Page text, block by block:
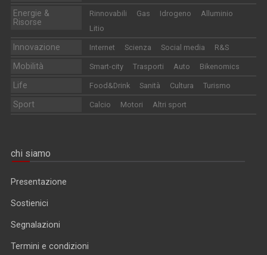
Energie &
Risorse
Rinnovabili Gas Idrogeno
Alluminio
Litio
Innovazione Internet Scienza Social media R&S
Mobilità Smart-city Trasporti Auto Bikenomics
Life Food&Drink Sanità Cultura Turismo
Sport Calcio Motori Altri sport
chi siamo
Presentazione
Sostienici
Segnalazioni
Termini e condizioni